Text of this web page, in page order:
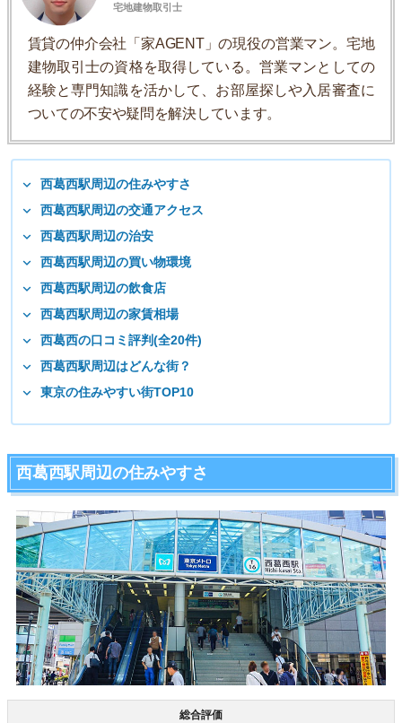
宅地建物取引士
賃貸の仲介会社「家AGENT」の現役の営業マン。宅地
建物取引士の資格を取得している。営業マンとしての
経験と専門知識を活かして、お部屋探しや入居審査に
ついての不安や疑問を解決しています。
西葛西駅周辺の住みやすさ
西葛西駅周辺の交通アクセス
西葛西駅周辺の治安
西葛西駅周辺の買い物環境
西葛西駅周辺の飲食店
西葛西駅周辺の家賃相場
西葛西の口コミ評判(全20件)
西葛西駅周辺はどんな街？
東京の住みやすい街TOP10
西葛西駅周辺の住みやすさ
総合評価